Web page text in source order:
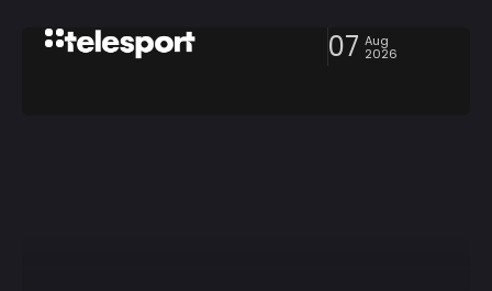
07 Aug
2026